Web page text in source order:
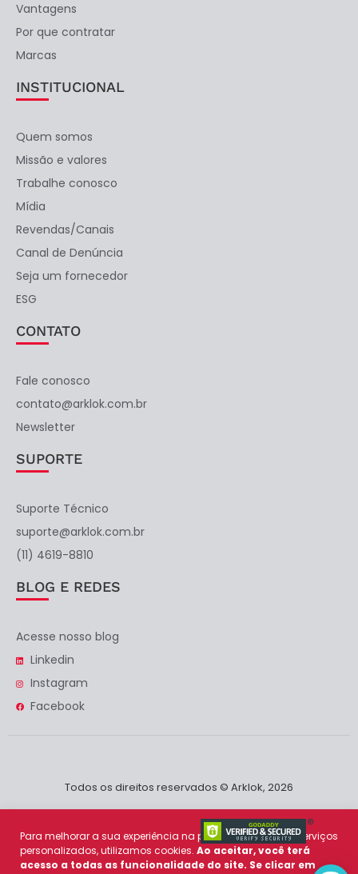
Vantagens
Por que contratar
Marcas
INSTITUCIONAL
Quem somos
Missão e valores
Trabalhe conosco
Mídia
Revendas/Canais
Canal de Denúncia
Seja um fornecedor
ESG
CONTATO
Fale conosco
contato@arklok.com.br
Newsletter
SUPORTE
Suporte Técnico
suporte@arklok.com.br
(11) 4619-8810
BLOG E REDES
Acesse nosso blog
Linkedin
Instagram
Facebook
Todos os direitos reservados © Arklok, 2026
Para melhorar a sua experiência na plataforma e prover serviços
personalizados, utilizamos cookies. Ao aceitar, você terá
acesso a todas as funcionalidade do site. Se clicar em